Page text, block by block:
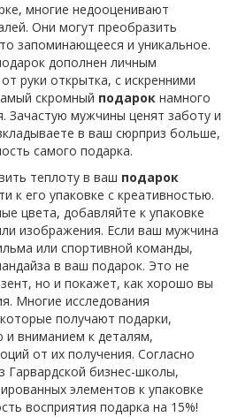
многие недооценивают
Они могут преобразить
запоминающееся и уникальное.
дополнен личным
руки открытка, с искренними
скромный подарок намного
мужчины ценят заботу и
в ваш сюрприз больше,
самого подарка.
теплоту в ваш подарок
к его упаковке с креативностью.
цвета, добавляйте к упаковке
изображения. Если ваш мужчина
или спортивной команды,
в ваш подарок. Это не
но и покажет, как хорошо вы
Многие исследования
получают подарки,
вниманием к деталям,
от их получения. Согласно
Гарвардской бизнес-школы,
элементов к упаковке
восприятия подарка на 15%!